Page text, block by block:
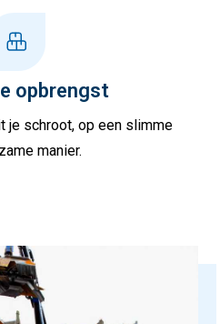
opbrengst
je schroot, op een slimme
manier.